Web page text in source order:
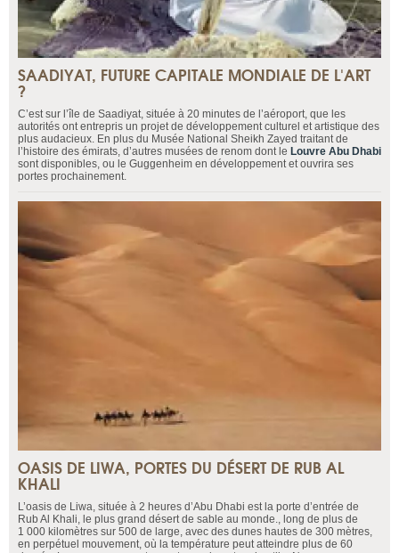
SAADIYAT, FUTURE CAPITALE MONDIALE DE L'ART
?
C’est sur l’île de Saadiyat, située à 20 minutes de l’aéroport, que les
autorités ont entrepris un projet de développement culturel et artistique des
plus audacieux. En plus du Musée National Sheikh Zayed traitant de
l’histoire des émirats, d’autres musées de renom dont le Louvre Abu Dhabi
sont disponibles, ou le Guggenheim en développement et ouvrira ses
portes prochainement.
OASIS DE LIWA, PORTES DU DÉSERT DE RUB AL
KHALI
L’oasis de Liwa, située à 2 heures d’Abu Dhabi est la porte d’entrée de
Rub Al Khali, le plus grand désert de sable au monde., long de plus de
1 000 kilomètres sur 500 de large, avec des dunes hautes de 300 mètres,
en perpétuel mouvement, où la température peut atteindre plus de 60